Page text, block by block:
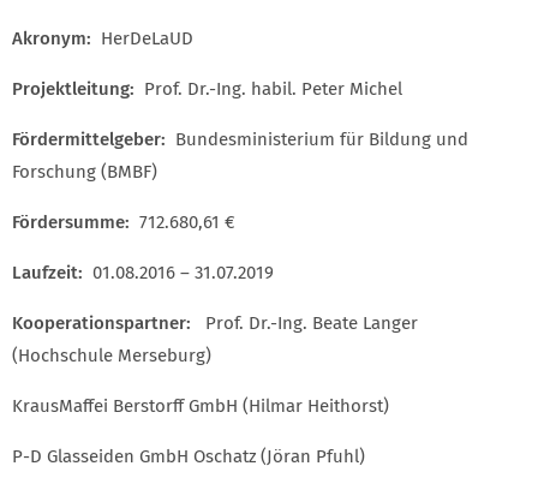
Akronym: HerDeLaUD
Projektleitung: Prof. Dr.-Ing. habil. Peter Michel
Fördermittelgeber: Bundesministerium für Bildung und
Forschung (BMBF)
Fördersumme: 712.680,61 €
Laufzeit: 01.08.2016 – 31.07.2019
Kooperationspartner:
Prof. Dr.-Ing. Beate Langer
(Hochschule Merseburg)
KrausMaffei Berstorff GmbH (Hilmar Heithorst)
P-D Glasseiden GmbH Oschatz (Jöran Pfuhl)